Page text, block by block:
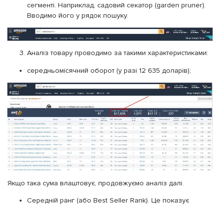
сегменті. Наприклад, садовий секатор (garden pruner).
Вводимо його у рядок пошуку.
Аналіз товару проводимо за такими характеристиками:
середньомісячний оборот (у разі 12 635 доларів);
Якщо така сума влаштовує, продовжуємо аналіз далі.
Середній ранг (або Best Seller Rank). Це показує